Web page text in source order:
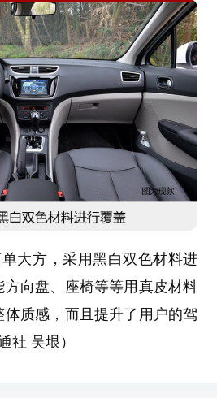
大方，采用黑白双色材料进
向盘、座椅等等用真皮材料
质感，而且提升了用户的驾
社 吴垠）